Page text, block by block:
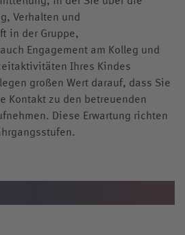
Verhalten und
in der Gruppe,
Engagement am Kolleg und
Ihres Kindes
großen Wert darauf, dass Sie
Kontakt zu den betreuenden
Diese Erwartung richten